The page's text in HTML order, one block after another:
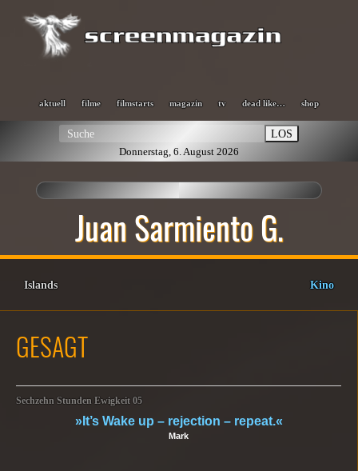
aktuell filme filmstarts magazin tv dead like… shop
LOS
Donnerstag, 6. August 2026
Juan Sarmiento G.
Islands Kino
GESAGT
Sechzehn Stunden Ewigkeit 05
»It’s Wake up – rejection – repeat.«
Mark